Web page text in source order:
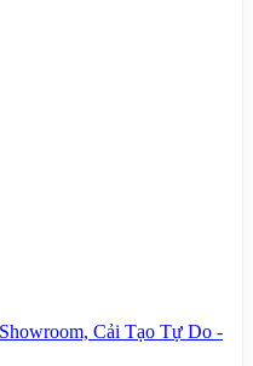
Cải Tạo Tự Do -